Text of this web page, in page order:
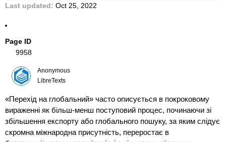
Last updated Oct 25, 2022
Page ID
9958
Anonymous
LibreTexts
«Перехід на глобальний» часто описується в покроковому
вираженні як більш-менш поступовий процес, починаючи зі
збільшення експорту або глобального пошуку, за яким слідує
скромна міжнародна присутність, переростає в